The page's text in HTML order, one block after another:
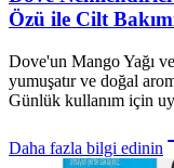
Özü ile Cilt
Dove'un Mango Yağı
yumuşatır ve doğal
Günlük kullanım için
Daha fazla bilgi edinin